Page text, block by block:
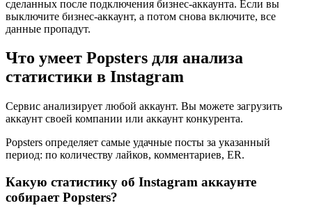
сделанных после подключения бизнес-аккаунта. Если вы
выключите бизнес-аккаунт, а потом снова включите, все
данные пропадут.
Что умеет Popsters для анализа
статистики в Instagram
Сервис анализирует любой аккаунт. Вы можете загрузить
аккаунт своей компании или аккаунт конкурента.
Popsters определяет самые удачные посты за указанный
период: по количеству лайков, комментариев, ER.
Какую статистику об Instagram аккаунте
собирает Popsters?